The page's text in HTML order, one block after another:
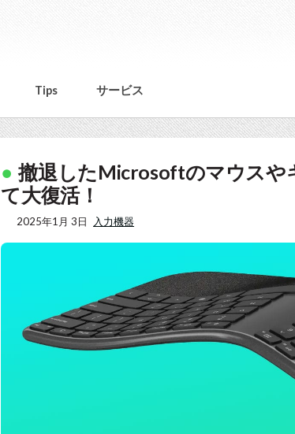
Tips サービス
撤退したMicrosoftのマウスや
て大復活！
2025年1月 3日 入力機器